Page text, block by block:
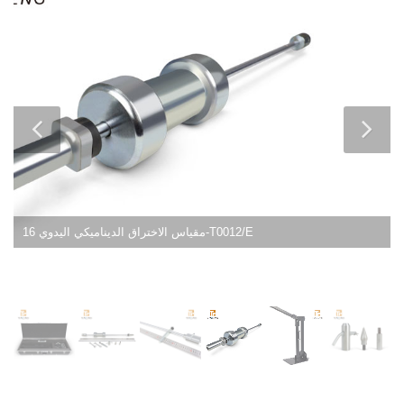
مقياس الاختراق الديناميكي اليدوي 16-T0012/E